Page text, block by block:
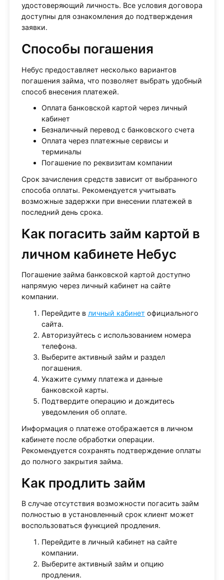
удостоверяющий личность. Все условия договора
доступны для ознакомления до подтверждения
заявки.
Способы погашения
Небус предоставляет несколько вариантов
погашения займа, что позволяет выбрать удобный
способ внесения платежей.
Оплата банковской картой через личный
кабинет
Безналичный перевод с банковского счета
Оплата через платежные сервисы и
терминалы
Погашение по реквизитам компании
Срок зачисления средств зависит от выбранного
способа оплаты. Рекомендуется учитывать
возможные задержки при внесении платежей в
последний день срока.
Как погасить займ картой в
личном кабинете Небус
Погашение займа банковской картой доступно
напрямую через личный кабинет на сайте
компании.
Перейдите в личный кабинет официального
сайта.
Авторизуйтесь с использованием номера
телефона.
Выберите активный займ и раздел
погашения.
Укажите сумму платежа и данные
банковской карты.
Подтвердите операцию и дождитесь
уведомления об оплате.
Информация о платеже отображается в личном
кабинете после обработки операции.
Рекомендуется сохранять подтверждение оплаты
до полного закрытия займа.
Как продлить займ
В случае отсутствия возможности погасить займ
полностью в установленный срок клиент может
воспользоваться функцией продления.
Перейдите в личный кабинет на сайте
компании.
Выберите активный займ и опцию
продления.